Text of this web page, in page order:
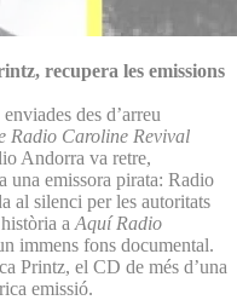
recupera les emissions
des d’arreu
Radio Caroline Revival
Andorra va retre,
una emissora pirata: Radio
al silenci per les autoritats
a Aquí Radio
immens fons documental.
Printz, el CD de més d’una
emissió.